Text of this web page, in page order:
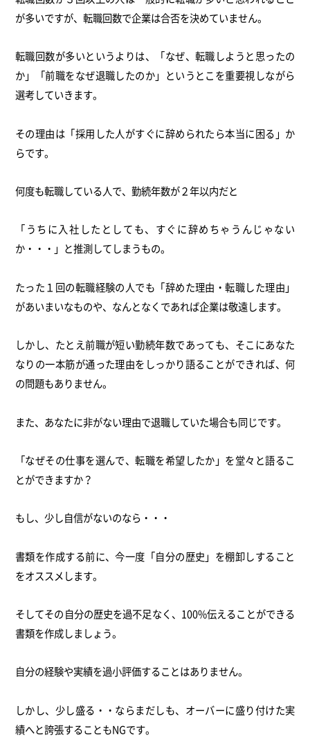
が多いですが、転職回数で企業は合否を決めていません。
転職回数が多いというよりは、「なぜ、転職しようと思ったの
か」「前職をなぜ退職したのか」というとこを重要視しながら
選考していきます。
その理由は「採用した人がすぐに辞められたら本当に困る」か
らです。
何度も転職している人で、勤続年数が２年以内だと
「うちに入社したとしても、すぐに辞めちゃうんじゃない
か・・・」と推測してしまうもの。
たった１回の転職経験の人でも「辞めた理由・転職した理由」
があいまいなものや、なんとなくであれば企業は敬遠します。
しかし、たとえ前職が短い勤続年数であっても、そこにあなた
なりの一本筋が通った理由をしっかり語ることができれば、何
の問題もありません。
また、あなたに非がない理由で退職していた場合も同じです。
「なぜその仕事を選んで、転職を希望したか」を堂々と語るこ
とができますか？
もし、少し自信がないのなら・・・
書類を作成する前に、今一度「自分の歴史」を棚卸しすること
をオススメします。
そしてその自分の歴史を過不足なく、100%伝えることができる
書類を作成しましょう。
自分の経験や実績を過小評価することはありません。
しかし、少し盛る・・ならまだしも、オーバーに盛り付けた実
績へと誇張することもNGです。